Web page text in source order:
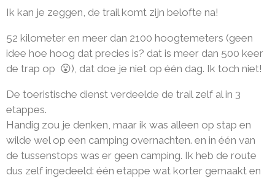
Ik kan je zeggen, de trail komt zijn belofte na!
52 kilometer en meer dan 2100 hoogtemeters (geen
idee hoe hoog dat precies is? dat is meer dan 500 keer
de trap op 😮), dat doe je niet op één dag. Ik toch niet!
De toeristische dienst verdeelde de trail zelf al in 3
etappes.
Handig zou je denken, maar ik was alleen op stap en
wilde wel op een camping overnachten. en in één van
de tussenstops was er geen camping. Ik heb de route
dus zelf ingedeeld: één etappe wat korter gemaakt en